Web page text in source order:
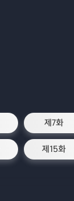
제7화
제15화